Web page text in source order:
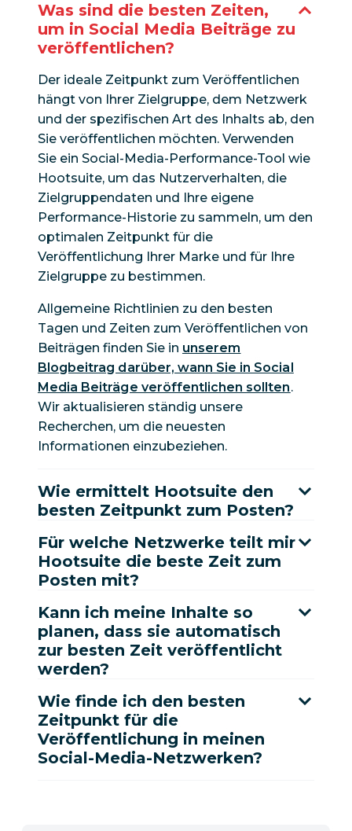
Was sind die besten Zeiten,
um in Social Media Beiträge zu
veröffentlichen?
Der ideale Zeitpunkt zum Veröffentlichen
hängt von Ihrer Zielgruppe, dem Netzwerk
und der spezifischen Art des Inhalts ab, den
Sie veröffentlichen möchten. Verwenden
Sie ein Social-Media-Performance-Tool wie
Hootsuite, um das Nutzerverhalten, die
Zielgruppendaten und Ihre eigene
Performance-Historie zu sammeln, um den
optimalen Zeitpunkt für die
Veröffentlichung Ihrer Marke und für Ihre
Zielgruppe zu bestimmen.
Allgemeine Richtlinien zu den besten
Tagen und Zeiten zum Veröffentlichen von
Beiträgen finden Sie in unserem
Blogbeitrag darüber, wann Sie in Social
Media Beiträge veröffentlichen sollten.
Wir aktualisieren ständig unsere
Recherchen, um die neuesten
Informationen einzubeziehen.
Wie ermittelt Hootsuite den
besten Zeitpunkt zum Posten?
Für welche Netzwerke teilt mir
Hootsuite die beste Zeit zum
Posten mit?
Kann ich meine Inhalte so
planen, dass sie automatisch
zur besten Zeit veröffentlicht
werden?
Wie finde ich den besten
Zeitpunkt für die
Veröffentlichung in meinen
Social-Media-Netzwerken?